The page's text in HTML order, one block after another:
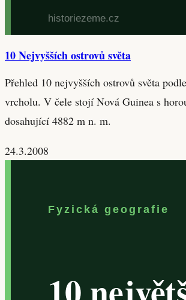
10 Nejvyšších ostrovů světa
Přehled 10 nejvyšších ostrovů světa
vrcholu. V čele stojí Nová Guinea s
dosahující 4882 m n. m.
24.3.2008